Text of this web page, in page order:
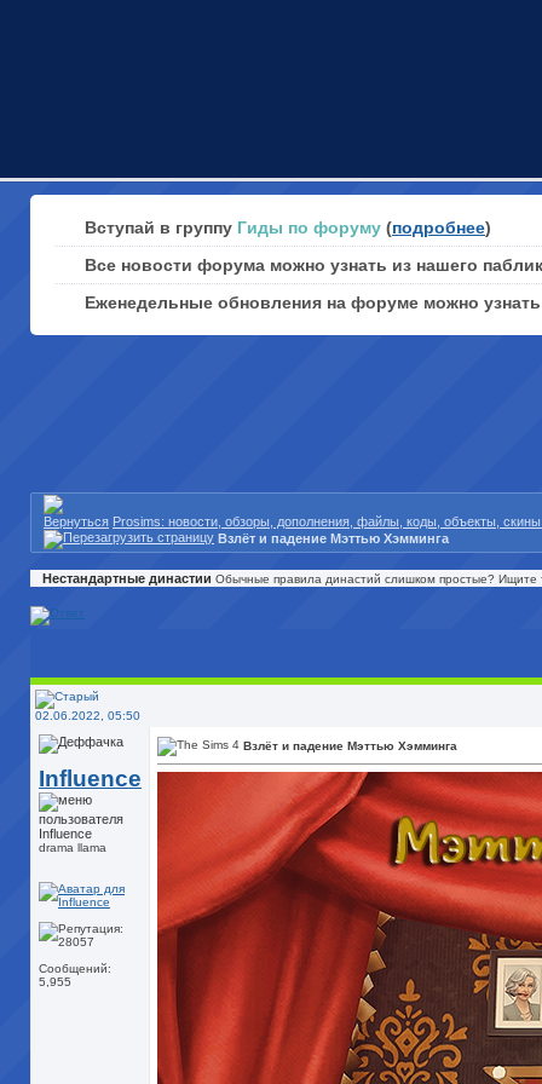
Вступай в группу Гиды по форуму (подробнее)
Все новости форума можно узнать из нашего
Еженедельные обновления на форуме можно
Prosims: новости, обзоры, дополнения, файлы, коды, объекты,
Взлёт и падение Мэттью Хэмминга
Нестандартные династии Обычные правила династий слишком простые? Ищите
02.06.2022, 05:50
Influence
drama llama
Сообщений:
5,955
Взлёт и падение Мэттью Хэмминга